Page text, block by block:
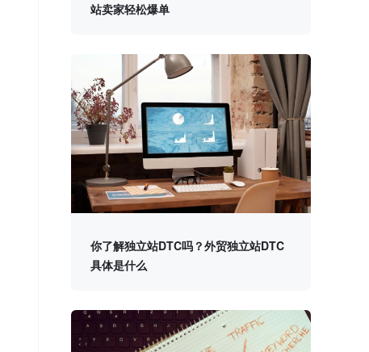
站卖家轻松爆单
你了解独立站DTC吗？外贸独立站DTC
具体是什么